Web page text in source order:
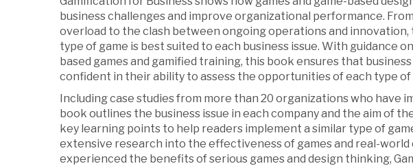
business challenges and improve organizational performance.
overload to the clash between ongoing operations and
type of game is best suited to each business issue. With guidance
based games and gamified training, this book ensures that
confident in their ability to assess the opportunities of each type
Including case studies from more than 20 organizations who have
book outlines the business issue in each company and the aim of
key learning points to help readers implement a similar type of
extensive research into the effectiveness of games and real-world
experienced the benefits of serious games and design thinking,